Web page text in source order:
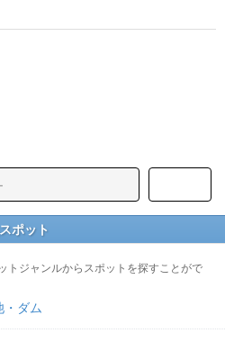
ポット
トジャンルからスポットを探すことがで
・ダム